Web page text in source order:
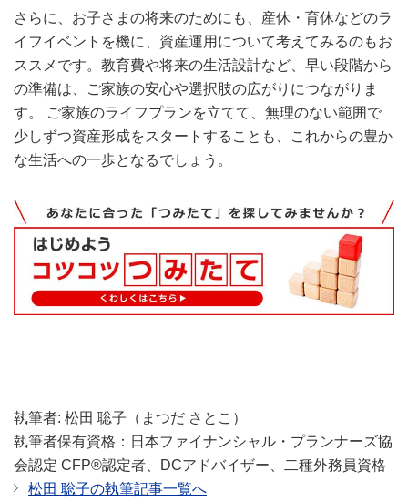
さらに、お子さまの将来のためにも、産休・育休などのラ
イフイベントを機に、資産運用について考えてみるのもお
ススメです。教育費や将来の生活設計など、早い段階から
の準備は、ご家族の安心や選択肢の広がりにつながりま
す。 ご家族のライフプランを立てて、無理のない範囲で
少しずつ資産形成をスタートすることも、これからの豊か
な生活への一歩となるでしょう。
執筆者: 松田 聡子（まつだ さとこ）
執筆者保有資格：日本ファイナンシャル・プランナーズ協
会認定 CFP®認定者、DCアドバイザー、二種外務員資格
松田 聡子の執筆記事一覧へ